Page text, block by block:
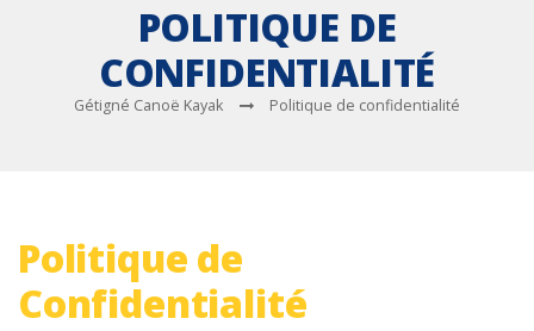
POLITIQUE DE
CONFIDENTIALITÉ
Gétigné Canoë Kayak Politique de confidentialité
Politique de
Confidentialité